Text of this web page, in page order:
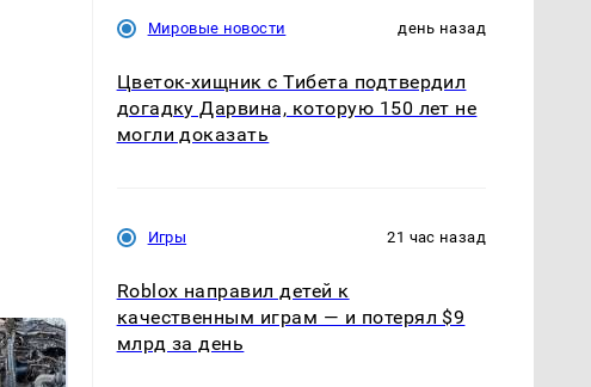
Мировые новости день назад
Цветок-хищник с Тибета подтвердил
догадку Дарвина, которую 150 лет не
могли доказать
Игры 21 час назад
Roblox направил детей к
качественным играм — и потерял $9
млрд за день